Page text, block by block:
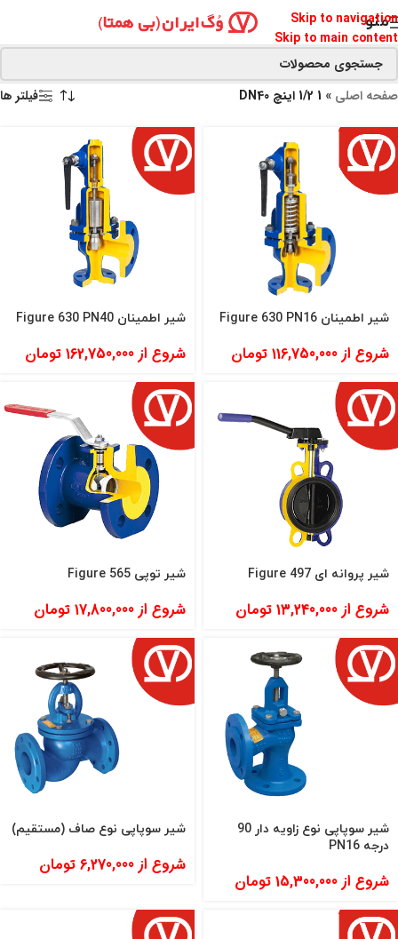
Skip to navigation
Skip to main content
منو
صفحه اصلی » 1 1/2 اینچ DN40 فیلتر ها
شیر اطمینان Figure 630 PN16
شروع از116,750,000 تومان
شیر اطمینان Figure 630 PN40
شروع از162,750,000 تومان
شیر پروانه ای Figure 497
شروع از 13,240,000 تومان
شیر توپی Figure 565
شروع از 17,800,000 تومان
شیر سوپاپی نوع زاویه دار 90
درجه PN16
شروع از15,300,000 تومان
شیر سوپاپی نوع صاف (مستقیم)
شروع از6,270,000 تومان